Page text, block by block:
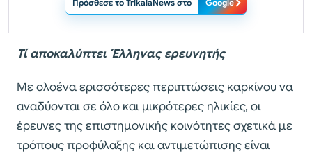
Πρόσθεσε το TrikalaNews στο Google
Τί αποκαλύπτει Έλληνας ερευνητής
Με ολοένα ερισσότερες περιπτώσεις καρκίνου να
αναδύονται σε όλο και μικρότερες ηλικίες, οι
έρευνες της επιστημονικής κοινότητες σχετικά με
τρόπους προφύλαξης και αντιμετώπισης είναι